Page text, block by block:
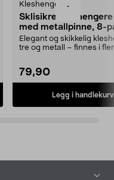
-
Kleshengere
Sklisikre
med metallpinne, 8-
Elegant og skikkelig
tre og metall – finnes i
79,90
Legg i handlekurv